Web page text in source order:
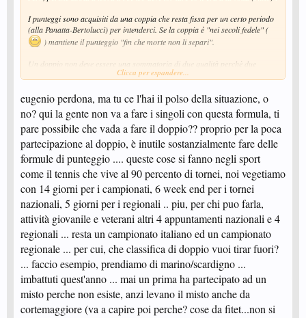
I punteggi sono acquisiti da una coppia che resta fissa per un certo periodo
(alla Panatta-Bertolucci) per intenderci. Se la coppia è "nei secoli fedele" (
) mantiene il punteggio "fin che morte non li separi".
Un doppio non deve essere una sommatoria di due qualità perchè due
singolaristi possono non essere due buoni doppisti.
Due doppisti affiatati tra loro valgono di più di due singolaristi messi
insieme da criteri di classifica (come si fa ora, anche ai C.I.Giovanili,
mettendo insieme due perfetti sconosciuti solo per interesse delle Società).
Quindi, laddove possibile, reperire due date per fare due striplati di doppio e
con quei punti e con quelle coppie andare ai C.I.
Eta Beta dixit MMXII.
Clicca per espandere...
eugenio perdona, ma tu ce l'hai il polso della situazione, o
no? qui la gente non va a fare i singoli con questa formula, ti
pare possibile che vada a fare il doppio?? proprio per la poca
partecipazione al doppio, è inutile sostanzialmente fare delle
formule di punteggio .... queste cose si fanno negli sport
come il tennis che vive al 90 percento di tornei, noi vegetiamo
con 14 giorni per i campionati, 6 week end per i tornei
nazionali, 5 giorni per i regionali .. piu, per chi puo farla,
attività giovanile e veterani altri 4 appuntamenti nazionali e 4
regionali ... resta un campionato italiano ed un campionato
regionale ... per cui, che classifica di doppio vuoi tirar fuori?
... faccio esempio, prendiamo di marino/scardigno ...
imbattuti quest'anno ... mai un prima ha partecipato ad un
misto perche non esiste, anzi levano il misto anche da
cortemaggiore (va a capire poi perche? cose da fitet...non si